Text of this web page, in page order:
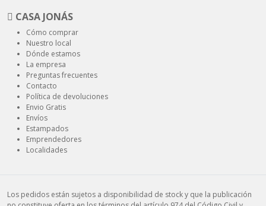
CASA JONÁS
Cómo comprar
Nuestro local
Dónde estamos
La empresa
Preguntas frecuentes
Contacto
Política de devoluciones
Envio Gratis
Envíos
Estampados
Emprendedores
Localidades
Los pedidos están sujetos a disponibilidad de stock y que la publicación